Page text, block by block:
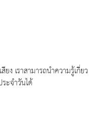
ยง เราสามารถนำความรู้เกี่ยว
ะจำวันได้